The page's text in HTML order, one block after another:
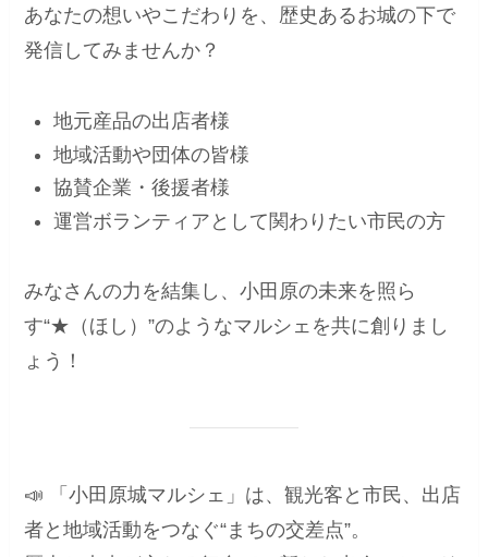
あなたの想いやこだわりを、歴史あるお城の下で
発信してみませんか？
地元産品の出店者様
地域活動や団体の皆様
協賛企業・後援者様
運営ボランティアとして関わりたい市民の方
みなさんの力を結集し、小田原の未来を照ら
す“★（ほし）”のようなマルシェを共に創りまし
ょう！
📣 「小田原城マルシェ」は、観光客と市民、出店
者と地域活動をつなぐ“まちの交差点”。